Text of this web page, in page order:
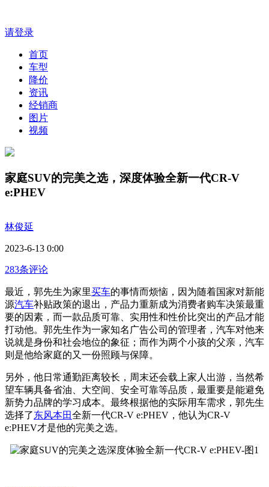
请登录
首页
车型
降价
资讯
经销商
图片
视频
家庭SUV的完美之选，深度体验全新一代CR-V
e:PHEV
林俊延
2023-6-13 0:00
283条评论
最近，郭先生为家里买车的事情而烦恼，因为随着国家对新能
源汽车补贴政策的退出，产品力重新成为消费者购车决策最重
要的因素，而一款品质可靠、实用性和性价比突出的产品才能
打动他。郭先生作为一家知名广告公司的管理者，汽车对他来
说就是身份和社会地位的象征；而作为两个小孩的父亲，汽车
则是他给家庭的又一份照顾与保障。
另外，他日常通勤距离较长，周末还会载上家人出游，当然希
望车辆具备省油、大空间、安全可靠等品质，最重要是能避免
新势力品牌的学习成本。最终根据他的实际用车需求，郭先生
选择了东风本田全新一代CR-V e:PHEV，他认为CR-V
e:PHEV才是他的完美之选。